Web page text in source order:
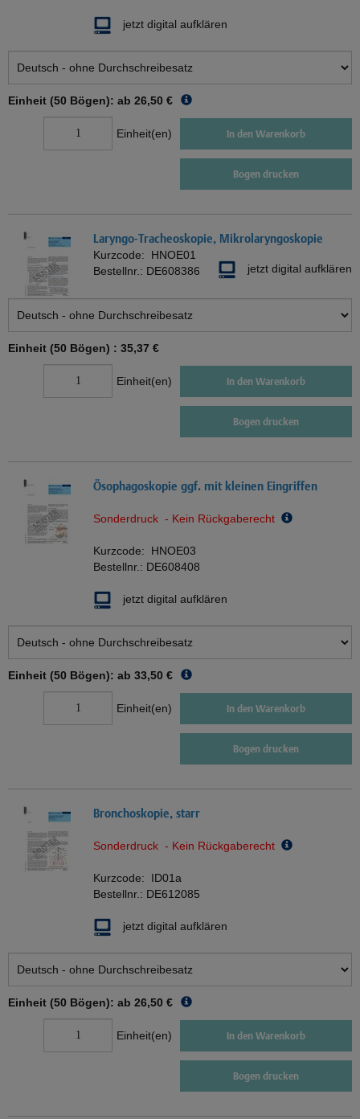
jetzt digital aufklären
Einheit (50 Bögen): ab 26,50 €
Einheit(en) In den Warenkorb
Bogen drucken
Laryngo-Tracheoskopie, Mikrolaryngoskopie
Kurzcode: HNOE01
Bestellnr.: DE608386 jetzt digital aufklären
Einheit (50 Bögen) : 35,37 €
Einheit(en) In den Warenkorb
Bogen drucken
Ösophagoskopie ggf. mit kleinen Eingriffen
Sonderdruck - Kein Rückgaberecht
Kurzcode: HNOE03
Bestellnr.: DE608408
jetzt digital aufklären
Einheit (50 Bögen): ab 33,50 €
Einheit(en) In den Warenkorb
Bogen drucken
Bronchoskopie, starr
Sonderdruck - Kein Rückgaberecht
Kurzcode: ID01a
Bestellnr.: DE612085
jetzt digital aufklären
Einheit (50 Bögen): ab 26,50 €
Einheit(en) In den Warenkorb
Bogen drucken